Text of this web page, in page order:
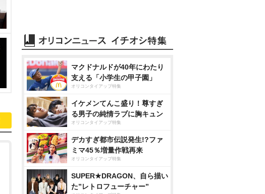
マクドナルドが40年にわたり
支える「小学生の甲子園」
オリコンタイアップ特集
イケメンてんこ盛り！尊すぎ
る男子の純情ラブに胸キュン
オリコンタイアップ特集
デカすぎ都市伝説発生!?ファ
ミマ45％増量作戦再来
オリコンタイアップ特集
SUPER★DRAGON、自ら描い
た”レトロフューチャー”